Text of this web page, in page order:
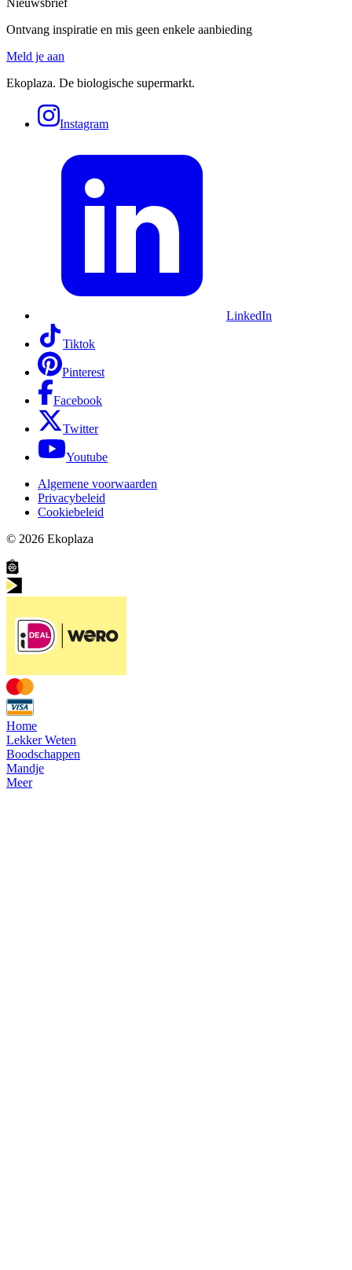
Nieuwsbrief
Ontvang inspiratie en mis geen enkele aanbieding
Meld je aan
Ekoplaza. De biologische supermarkt.
Instagram
LinkedIn
Tiktok
Pinterest
Facebook
Twitter
Youtube
Algemene voorwaarden
Privacybeleid
Cookiebeleid
© 2026 Ekoplaza
Home
Lekker Weten
Boodschappen
Mandje
Meer